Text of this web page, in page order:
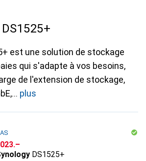
DS1525+
est une solution de stockage
qui s'adapte à vos besoins,
de l'extension de stockage,
plus
DS1525+